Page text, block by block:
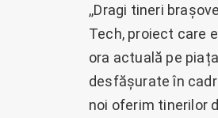
,,Dragi tineri
Tech, proiect care
ora actuală pe
desfășurate în
noi oferim tinerilor